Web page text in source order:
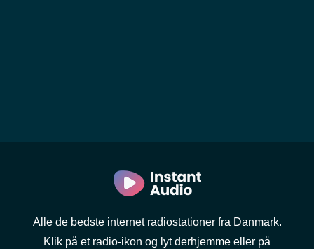
Alle de bedste internet radiostationer fra Danmark.
Klik på et radio-ikon og lyt derhjemme eller på